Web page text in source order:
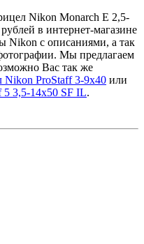
Nikon Monarch E 2,5-
в интернет-магазине
Nikon с описаниями, а так
Мы предлагаем
Вас так же
ProStaff 3-9x40 или
3,5-14x50 SF IL.